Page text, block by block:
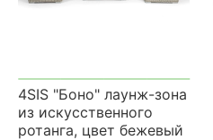
4SIS "Боно" лаунж-зона
из искусственного
ротанга, цвет бежевый